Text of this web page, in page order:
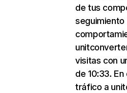
de tus
seguimiento
visitas con
de 10:33.
tráfico a